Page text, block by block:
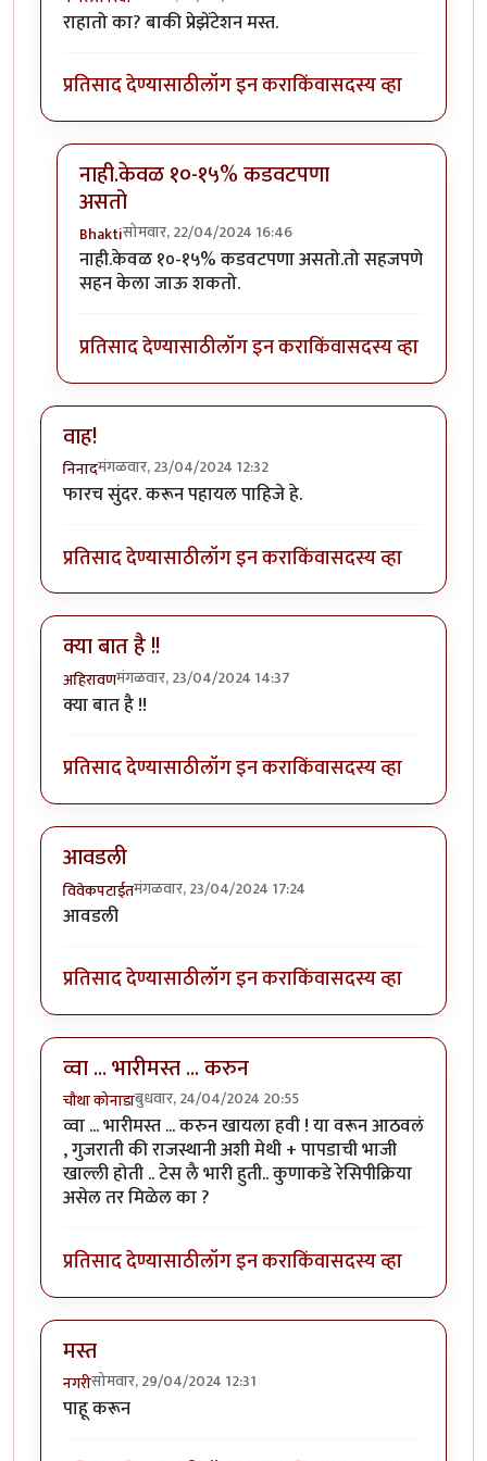
राहातो का? बाकी प्रेझेंटेशन मस्त.
प्रतिसाद देण्यासाठीलॉग इन कराकिंवासदस्य व्हा
नाही.केवळ १०-१५% कडवटपणा
असतो
Bhaktiसोमवार, 22/04/2024 16:46
In reply toमेथी दाण्याचा कडवटपणा...byकर्नलतपस्वी
नाही.केवळ १०-१५% कडवटपणा असतो.तो सहजपणे
सहन केला जाऊ शकतो.
प्रतिसाद देण्यासाठीलॉग इन कराकिंवासदस्य व्हा
वाह!
निनादमंगळवार, 23/04/2024 12:32
फारच सुंदर. करून पहायल पाहिजे हे.
प्रतिसाद देण्यासाठीलॉग इन कराकिंवासदस्य व्हा
क्या बात है !!
अहिरावणमंगळवार, 23/04/2024 14:37
क्या बात है !!
प्रतिसाद देण्यासाठीलॉग इन कराकिंवासदस्य व्हा
आवडली
विवेकपटाईतमंगळवार, 23/04/2024 17:24
आवडली
प्रतिसाद देण्यासाठीलॉग इन कराकिंवासदस्य व्हा
व्वा ... भारीमस्त ... करुन
चौथा कोनाडाबुधवार, 24/04/2024 20:55
व्वा ... भारीमस्त ... करुन खायला हवी ! या वरून आठवलं
, गुजराती की राजस्थानी अशी मेथी + पापडाची भाजी
खाल्ली होती .. टेस लै भारी हुती.. कुणाकडे रेसिपीक्रिया
असेल तर मिळेल का ?
प्रतिसाद देण्यासाठीलॉग इन कराकिंवासदस्य व्हा
मस्त
नगरीसोमवार, 29/04/2024 12:31
पाहू करून